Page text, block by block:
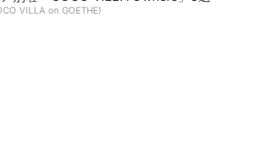
VILLA on GOETHE)